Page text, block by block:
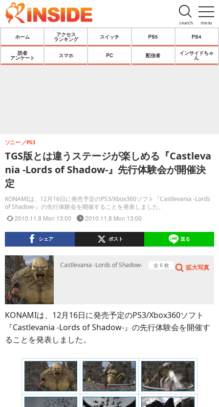
menu
search
ホーム
アクセス
ランキング
スイッチ PS5 PS4
読者
アンケート
スマホ PC 配信者
インサイドちゃ
ん
TGS版とは違うステージが楽しめる『Castleva
nia -Lords of Shadow-』先行体験会が開催決
定
KONAMIは、12月16日に発売予定のPS3/Xbox360ソフト『Castlevania -Lords
of Shadow-』の先行体験会を開催することを発表しました。
ソニー PS3
2010.11.8 Mon 13:00 2010.11.8 Mon 13:00
シェア ポスト 送る
Castlevania -Lords of Shadow- 全 6 枚 拡大写真
KONAMIは、12月16日に発売予定のPS3/Xbox360ソフト
『Castlevania -Lords of Shadow-』の先行体験会を開催す
ることを発表しました。